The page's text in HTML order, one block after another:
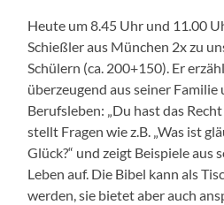
Heute um 8.45 Uhr und 11.00
Schießler aus München 2x zu
Schülern (ca. 200+150). Er
überzeugend aus seiner Familie
Berufsleben: „Du hast das
stellt Fragen wie z.B. „Was ist
Glück?“ und zeigt Beispiele aus
Leben auf. Die Bibel kann als
werden, sie bietet aber auch